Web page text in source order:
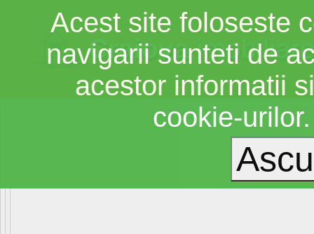
Craiova
Acest site foloseste
navigarii sunteti de
acestor informatii
cookie-